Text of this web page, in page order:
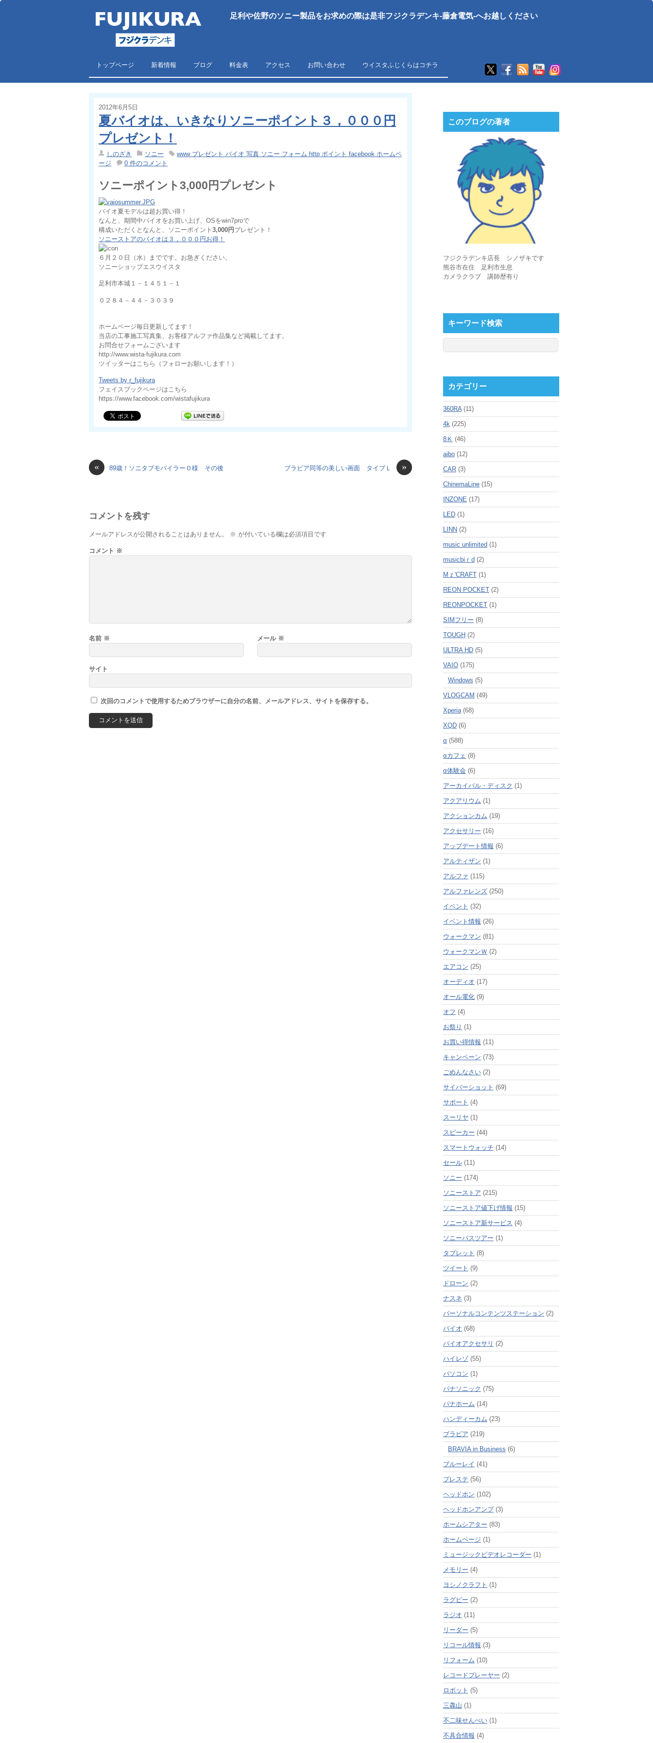
足利や佐野のソニー製品をお求めの際は是非フジクラデンキ-藤倉電気-へお越しください
トップページ 新着情報 ブログ 料金表 アクセス お問い合わせ ウイスタふじくらはコチラ
2012年6月5日
夏バイオは、いきなりソニーポイント３，０００円
プレゼント！
しのざき ソニー
www プレゼント バイオ 写真 ソニー フォーム http ポイント facebook ホームペ
ージ
0 件のコメント
ソニーポイント3,000円プレゼント
バイオ夏モデルは超お買い得！
なんと、期間中バイオをお買い上げ、OSをwin7proで
構成いただくとなんと、ソニーポイント 3,000円 プレゼント！
ソニーストアのバイオは３，０００円お得！
６月２０日（水）までです。お急ぎください。
ソニーショップエスウイスタ
足利市本城１－１４５１－１
０２８４－４４－３０３９
ホームページ毎日更新してます！
当店の工事施工写真集、お客様アルファ作品集など掲載してます。
お問合せフォームございます
http://www.wista-fujikura.com
ツイッターはこちら（フォローお願いします！）
Tweets by r_fujikura
フェイスブックページはこちら
https://www.facebook.com/wistafujikura
« 89歳！ソニタブモバイラーＯ様 その後 »
ブラビア同等の美しい画面 タイプＬ
コメントを残す
メールアドレスが公開されることはありません。 ※ が付いている欄は必須項目です
コメント ※
名前 ※ メール ※
サイト
次回のコメントで使用するためブラウザーに自分の名前、メールアドレス、サイトを保存する。
このブログの著者
フジクラデンキ店長 シノザキです
熊谷市在住 足利市生息
カメラクラブ 講師歴有り
キーワード検索
カテゴリー
360RA(11)
4k (225)
8Ｋ (46)
aibo(12)
CAR(3)
ChinemaLine(15)
INZONE (17)
LED(1)
LINN (2)
music unlimited (1)
musicbiｒd (2)
Mｚ'CRAFT(1)
REON POCKET(2)
REONPOCKET(1)
SIMフリー (8)
TOUGH (2)
ULTRA HD(5)
VAIO(175)
Windows (5)
VLOGCAM (49)
Xperia(68)
XQD(6)
α (588)
αカフェ (8)
α体験会 (6)
アーカイバル・ディスク (1)
アクアリウム (1)
アクションカム (19)
アクセサリー (16)
アップデート情報 (6)
アルティザン (1)
アルファ (115)
アルファレンズ(250)
イベント (32)
イベント情報 (26)
ウォークマン (81)
ウォークマンＷ (2)
エアコン (25)
オーディオ (17)
オール電化(9)
オフ (4)
お祭り (1)
お買い得情報 (11)
キャンペーン (73)
ごめんなさい(2)
サイバーショット (69)
サポート (4)
スーリヤ (1)
スピーカー (44)
スマートウォッチ (14)
セール(11)
ソニー (174)
ソニーストア (215)
ソニーストア値下げ情報 (15)
ソニーストア新サービス (4)
ソニーバスツアー (1)
タブレット (8)
ツイート (9)
ドローン (2)
ナスネ (3)
パーソナルコンテンツステーション (2)
バイオ (68)
バイオアクセサリ (2)
ハイレゾ(55)
パソコン (1)
パナソニック (75)
パナホーム (14)
ハンディーカム (23)
ブラビア (219)
BRAVIA in Business (6)
ブルーレイ (41)
プレステ (56)
ヘッドホン (102)
ヘッドホンアンプ(3)
ホームシアター (83)
ホームページ (1)
ミュージックビデオレコーダー (1)
メモリー (4)
ヨシノクラフト (1)
ラグビー (2)
ラジオ (11)
リーダー (5)
リコール情報 (3)
リフォーム (10)
レコードプレーヤー (2)
ロボット (5)
三毳山 (1)
不二味せんべい(1)
不具合情報 (4)